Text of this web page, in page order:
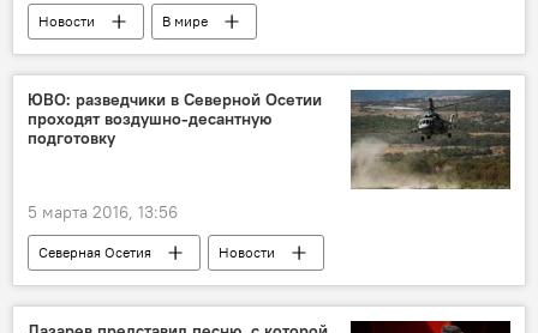
Новости В мире
ЮВО: разведчики в Северной Осетии
проходят воздушно-десантную
подготовку
5 марта 2016, 13:56
Северная Осетия Новости